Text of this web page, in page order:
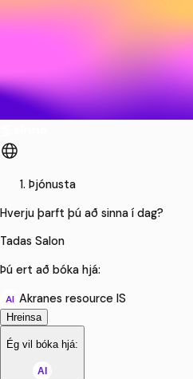
Þjónusta
Hverju þarft þú að sinna í dag?
Tadas Salon
Þú ert að bóka hjá:
AI Akranes resource IS
Hreinsa
Ég vil bóka hjá:
AI